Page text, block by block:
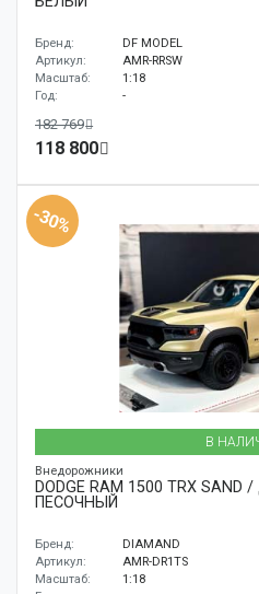
Бренд:
DF MODEL
Артикул:
AMR-RRSW
Масштаб:
1:18
Год:
-
182 769
118 800
-30%
В
Внедорожники
DODGE RAM 1500 TRX
ПЕСОЧНЫЙ
Бренд:
DIAMAND
Артикул:
AMR-DR1TS
Масштаб:
1:18